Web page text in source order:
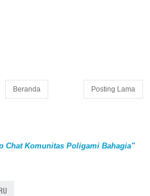
Posting Lama
Beranda
Chat Komunitas Poligami Bahagia"